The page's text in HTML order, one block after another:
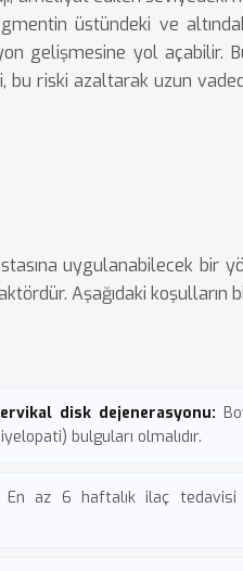
üstündeki ve
gelişmesine yol açabilir.
bu riski azaltarak uzun
uygulanabilecek bir
Aşağıdaki koşulların
disk dejenerasyonu:
bulguları olmalıdır.
En az 6 haftalık ilaç